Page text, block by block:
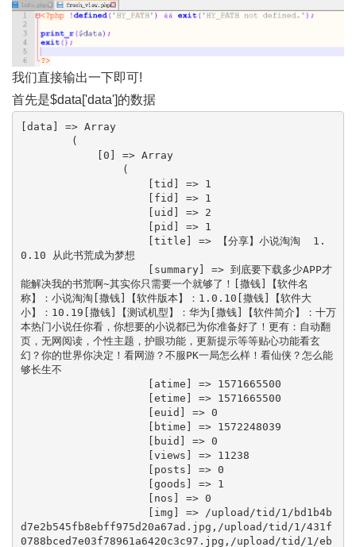
我们直接输出一下即可!
首先是$data['data']的数据
[data] => Array
0.10 从此书荒成为梦想
能解决我的书荒啊~其实你只需要一个就够了！[撒钱]【软件名
称】：小说淘淘[撒钱]【软件版本】：1.0.10[撒钱]【软件大
小】：10.19[撒钱]【测试机型】：华为[撒钱]【软件简介】：十万
本热门小说任你看，你想要的小说都已为你准备好了！更有：自动翻
页，无网阅读，个性主题，护眼功能，更新提示等等贴心功能看玄
幻？你的世界你决定！看网游？不服PK一局怎么样！看仙侠？怎么能
够长生不
d7e2b545fb8ebff975d20a67ad.jpg,/upload/tid/1/431f
0788bced7e03f78961a6420c3c97.jpg,/upload/tid/1/eb